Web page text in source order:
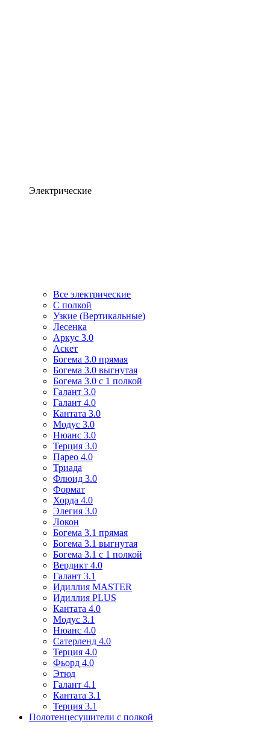
Электрические
Все электрические
С полкой
Узкие (Вертикальные)
Лесенка
Аркус 3.0
Аскет
Богема 3.0 прямая
Богема 3.0 выгнутая
Богема 3.0 с 1 полкой
Галант 3.0
Галант 4.0
Кантата 3.0
Модус 3.0
Нюанс 3.0
Терция 3.0
Парео 4.0
Триада
Флюид 3.0
Формат
Хорда 4.0
Элегия 3.0
Локон
Богема 3.1 прямая
Богема 3.1 выгнутая
Богема 3.1 с 1 полкой
Вердикт 4.0
Галант 3.1
Идиллия MASTER
Идиллия PLUS
Кантата 4.0
Модус 3.1
Нюанс 4.0
Сатерленд 4.0
Терция 4.0
Фьорд 4.0
Этюд
Галант 4.1
Кантата 3.1
Терция 3.1
Полотенцесушители с полкой